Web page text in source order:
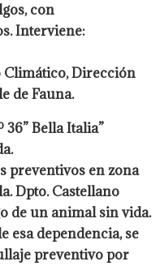
con
Interviene:
Climático, Dirección
de Fauna.
36” Bella Italia”
preventivos en zona
Dpto. Castellano
de un animal sin vida.
esa dependencia, se
preventivo por